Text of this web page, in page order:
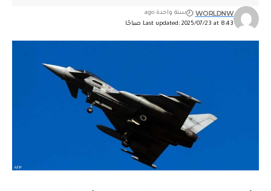
Last updated: 2025/07/23 at 8:43 صباحًا
WORLDNW سنة واحدة ago